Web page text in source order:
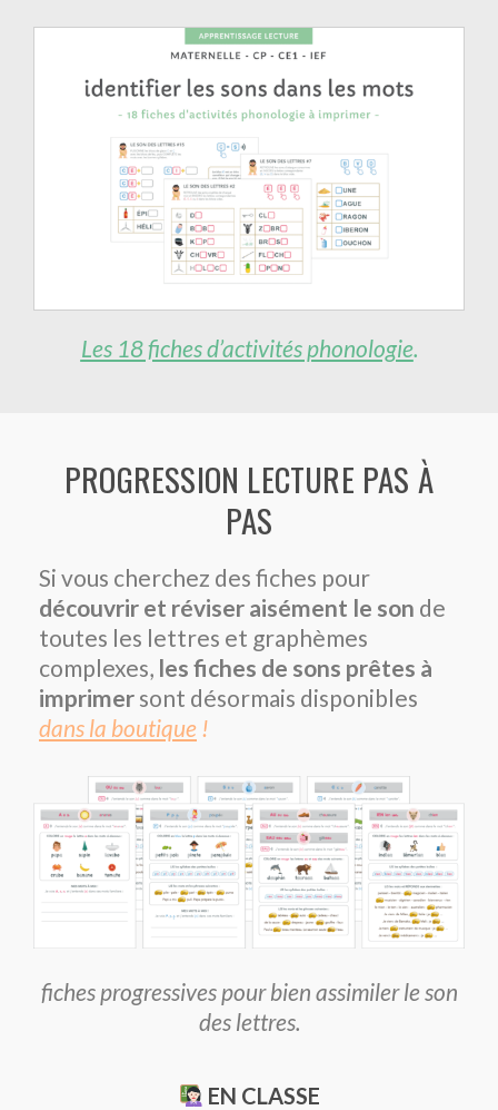
Les 18 fiches d’activités phonologie.
PROGRESSION LECTURE PAS À
PAS
Si vous cherchez des fiches pour
découvrir et réviser aisément le son de
toutes les lettres et graphèmes
complexes, les fiches de sons prêtes à
imprimer sont désormais disponibles
dans la boutique !
fiches progressives pour bien assimiler le son
des lettres.
EN CLASSE